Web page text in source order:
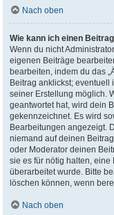
Nach oben
Wie kann ich einen
Wenn du nicht
eigenen Beiträge
bearbeiten, indem du das
Beitrag anklickst; eventuell
seiner Erstellung möglich.
geantwortet hat, wird dein
gekennzeichnet. Es wird
Bearbeitungen angezeigt.
niemand auf deinen
oder Moderator deinen
sie es für nötig halten,
überarbeitet wurde. Bitte
löschen können, wenn
Nach oben